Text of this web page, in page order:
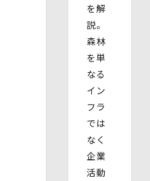
だけない場合、利⽤⽬的に記載
⽣じる可能性があります。
を解
説。
森林
を単
なる
イン
フラ
では
なく
企業
活動